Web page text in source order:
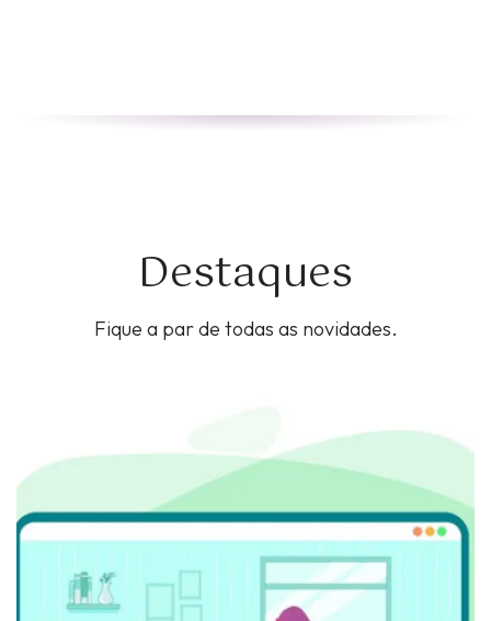
Destaques
Fique a par de todas as novidades.